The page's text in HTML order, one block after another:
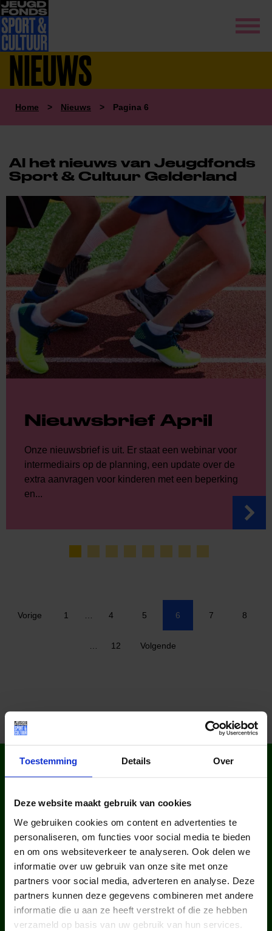
Toestemming Details Over
Deze website maakt gebruik van cookies
We gebruiken cookies om content en advertenties te
personaliseren, om functies voor social media te bieden
en om ons websiteverkeer te analyseren. Ook delen we
informatie over uw gebruik van onze site met onze
partners voor social media, adverteren en analyse. Deze
partners kunnen deze gegevens combineren met andere
informatie die u aan ze heeft verstrekt of die ze hebben
verzameld op basis van uw gebruik van hun services.
NIEUWS
Home > Nieuws > Pagina 6
Al het nieuws van Jeugdfonds
Sport & Cultuur Gelderland
Nieuwsbrief April
Onze nieuwsbrief is uit. Er staat een webinar voor
intermediairs op de planning, een update over de
extra aanvragen voor kinderen met een beperking
en...
Vorige 1 4 5 6 7 8
12 Volgende
WIST JE DAT IN
NEDERLAND?
kinderen en jongeren werden in
2025 via ons lid van een club.